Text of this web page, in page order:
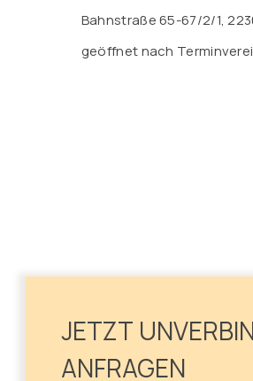
Bahnstraße 65-67/2/1,
geöffnet nach
JETZT
ANFRAGEN